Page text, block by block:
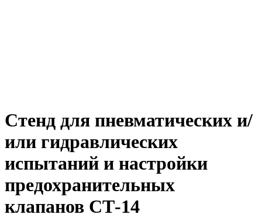
Стенд для пневматических и/
или гидравлических
испытаний и настройки
предохранительных
клапанов СТ-14